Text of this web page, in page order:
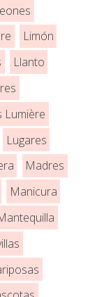
Limón
Llanto
Lumière
Lugares
Madres
Manicura